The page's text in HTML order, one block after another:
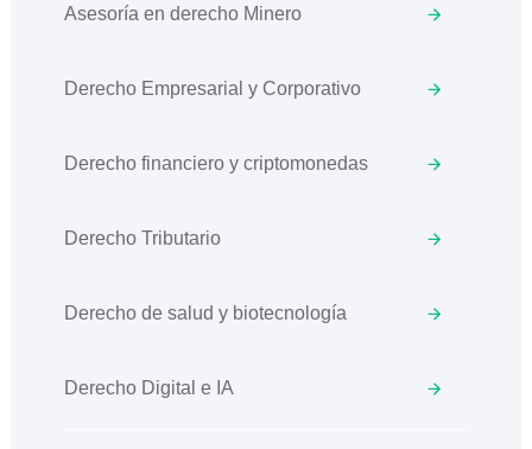
Asesoría en derecho Minero
Derecho Empresarial y Corporativo
Derecho financiero y criptomonedas
Derecho Tributario
Derecho de salud y biotecnología
Derecho Digital e IA